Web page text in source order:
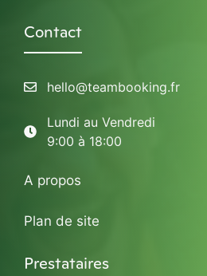
Contact
hello@teambooking.fr
Lundi au Vendredi
9:00 à 18:00
A propos
Plan de site
Prestataires